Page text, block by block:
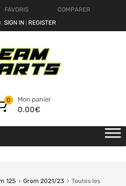
FAVORIS
COMPARER
SIGN IN REGISTER
Mon panier
0.00€
0
125 Grom 2021/23
Toutes les